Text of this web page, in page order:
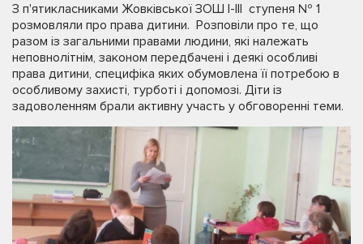
З п'ятикласниками Жовківської ЗОШ І-ІІІ ступеня № 1
розмовляли про права дитини. Розповіли про те, що
разом із загальними правами людини, які належать
неповнолітнім, законом передбачені і деякі особливі
права дитини, специфіка яких обумовлена її потребою в
особливому захисті, турботі і допомозі. Діти із
задоволенням брали активну участь у обговоренні теми.